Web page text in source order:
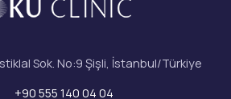
Sok. No:9 Şişli, İstanbul/Türkiye
+90 555 140 04 04